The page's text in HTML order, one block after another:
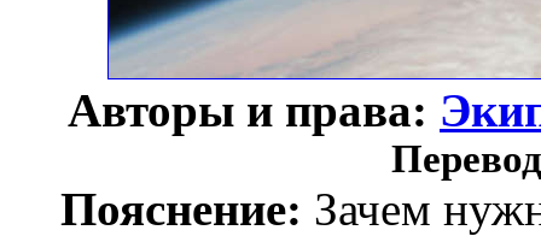
Авторы и права:
Пояснение: Зачем